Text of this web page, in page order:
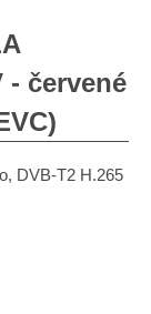
- červené
DVB-T2 H.265